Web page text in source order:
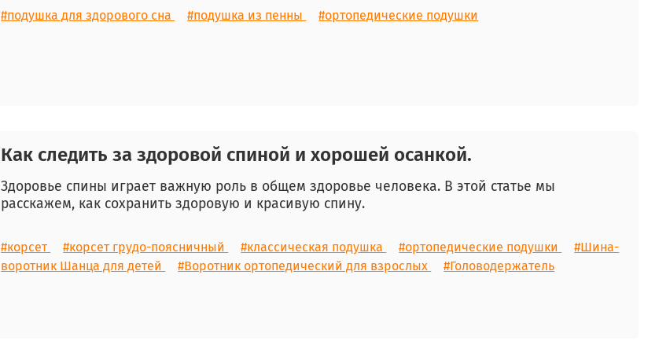
#подушка для здорового сна #подушка из пенны #ортопедические подушки
Как следить за здоровой спиной и хорошей осанкой.
Здоровье спины играет важную роль в общем здоровье человека. В этой статье мы
расскажем, как сохранить здоровую и красивую спину.
#корсет #корсет грудо-поясничный #классическая подушка #ортопедические подушки
#Шина-
воротник Шанца для детей
#Воротник ортопедический для взрослых #Головодержатель